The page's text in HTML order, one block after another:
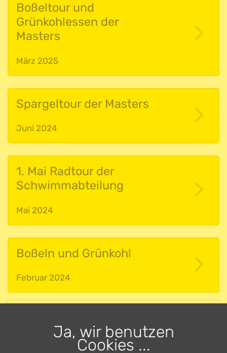
Boßeltour und
Grünkohlessen der
Masters
März 2025
Spargeltour der Masters
Juni 2024
1. Mai Radtour der
Schwimmabteilung
Mai 2024
Boßeln und Grünkohl
Februar 2024
SCHWIMMEN
Ja, wir benutzen
Cookies ...